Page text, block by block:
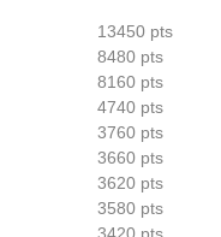
pas à Cincinnati
08/08
a pas d’explication"
13450 pts
8480 pts
8160 pts
4740 pts
3760 pts
3660 pts
3620 pts
3580 pts
3420 pts